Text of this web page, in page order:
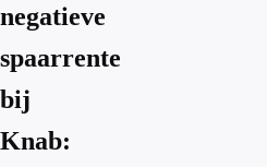
negatieve
spaarrente
bij
Knab: